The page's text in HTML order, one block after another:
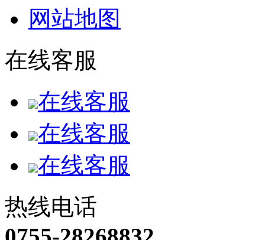
网站地图
在线客服
在线客服
在线客服
在线客服
热线电话